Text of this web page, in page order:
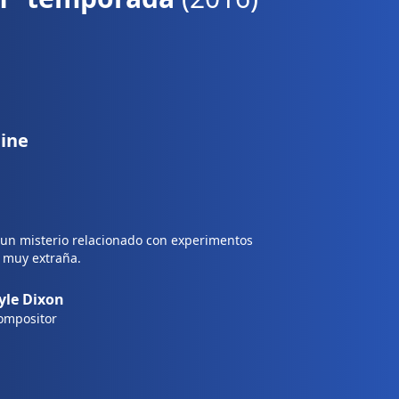
misterio relacionado con experimentos
extraña.
Dixon